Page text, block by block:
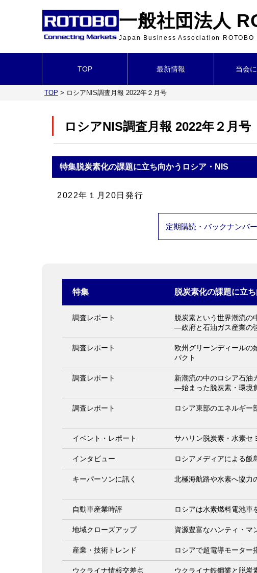
一般社団法人
Japan Business Association
TOP 最新情報 当会
TOP > ロシアNIS調査月報 2022年２月号
ロシアNIS調査月報 2022年２月号
特集脱炭素化の課題に立ち向かうロシア・NIS
2022年１月20日発行
定期購読・バックナンバ
特集 脱炭素化の課題に立
調査レポート
脱炭素という世界潮流の
―政府と石油ガス産業の
調査レポート
欧州グリーンディールの
パクト
調査レポート
新潮流の中のロシア石油
―始まった脱炭素・環境
調査レポート ロシア東部のエネルギー
イベント・レポート サハリン脱炭素・水素セ
インタビュー ロシアメディアによる飯
キーパーソンに訊く 北極海航路や水素へ協力
自動車産業時評 ロシアは水素燃料電池車
地域クローズアップ 資源豊富なハンティ・マ
産業・技術トレンド ロシアで超電導モーター
ウクライナ情報交差点 ウクライナ鉄鋼業と脱炭